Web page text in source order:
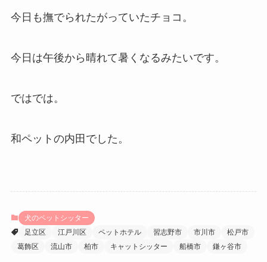
今日も撫でられたがっていたチョコ。
今日は午後から晴れて暑くなるみたいです。
ではでは。
和ペットの内田でした。
犬のペットシッター
足立区
江戸川区 ペットホテル 習志野市 市川市
松戸市
葛飾区
流山市 柏市 キャットシッター 船橋市 鎌ヶ谷市